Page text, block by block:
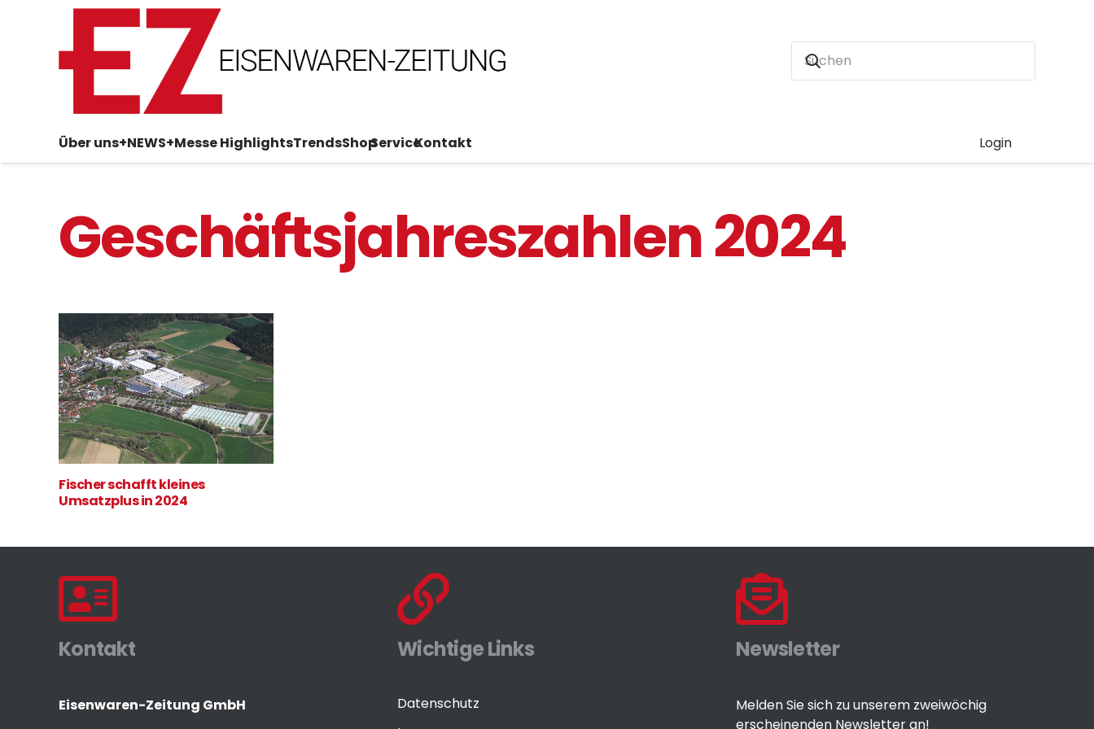
Über uns+NEWS+Messe HighlightsTrendsShopServiceKontakt Login
Geschäftsjahreszahlen 2024
Fischer schafft kleines
Umsatzplus in 2024
Kontakt
Eisenwaren-Zeitung GmbH
Wichtige Links
Datenschutz
Newsletter
Melden Sie sich zu unserem zweiwöchig
erscheinenden Newsletter an!